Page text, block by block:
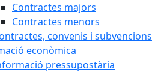
Contractes majors
Contractes menors
convenis i subvencions
econòmica
pressupostària